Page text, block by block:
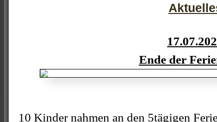
Ende der
10 Kinder nahmen an den 5tägigen